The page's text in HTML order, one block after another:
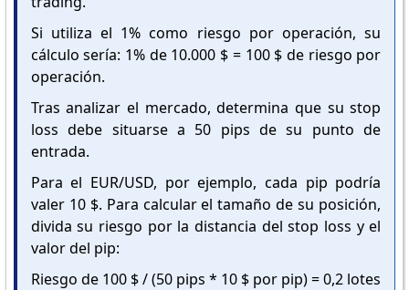
Si utiliza el 1% como riesgo por operación, su
cálculo sería: 1% de 10.000 $ = 100 $ de riesgo por
operación.
Tras analizar el mercado, determina que su stop
loss debe situarse a 50 pips de su punto de
entrada.
Para el EUR/USD, por ejemplo, cada pip podría
valer 10 $. Para calcular el tamaño de su posición,
divida su riesgo por la distancia del stop loss y el
valor del pip:
Riesgo de 100 $ / (50 pips * 10 $ por pip) = 0,2 lotes